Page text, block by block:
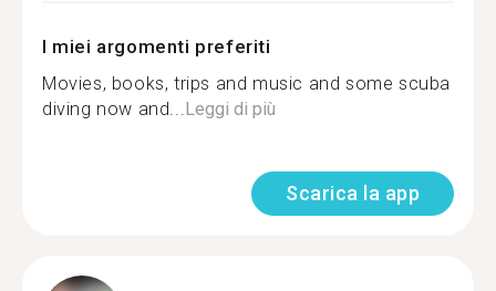
I miei argomenti preferiti
Movies, books, trips and music and some scuba
diving now and...Leggi di più
Scarica la app